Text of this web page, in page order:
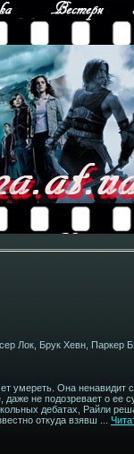
Лок, Брук Хевн, Паркер
умереть. Она
не подозревает о ее
дебатах, Райли
откуда взявш